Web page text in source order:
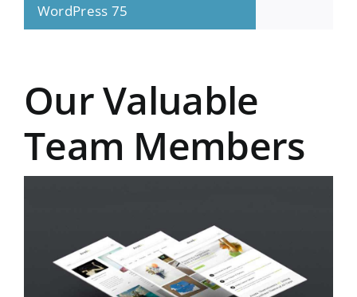
WordPress 75
Our Valuable
Team Members